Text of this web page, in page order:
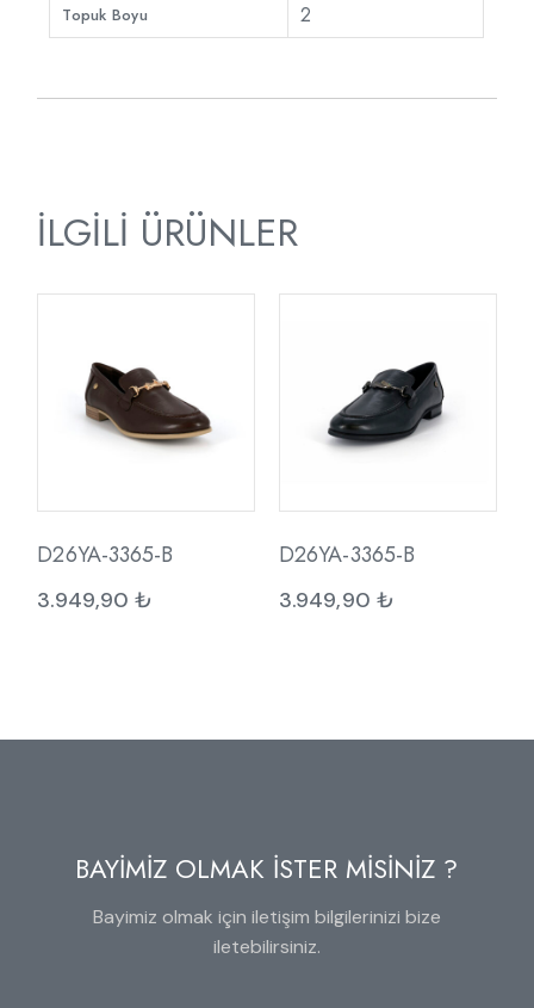
Topuk Boyu 2
İLGILI ÜRÜNLER
D26YA-3365-B
3.949,90₺
D26YA-3365-B
3.949,90 ₺
BAYİMİZ OLMAK İSTER MİSİNİZ ?
Bayimiz olmak için iletişim bilgilerinizi bize
iletebilirsiniz.